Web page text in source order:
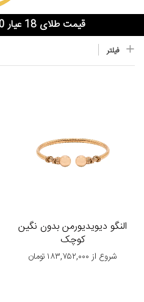
قیمت طلای 18 عیار 19,069,000 تومان
فیلتر
النگو دیویدیورمن بدون نگین
کوچک
شروع از ۱۸۳,۷۵۲,۰۰۰ تومان